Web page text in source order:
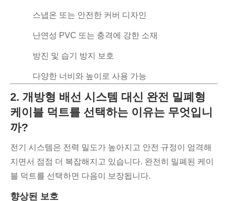
스냅온 또는 안전한 커버 디자인
난연성 PVC 또는 충격에 강한 소재
방진 및 습기 방지 보호
다양한 너비와 높이로 사용 가능
2. 개방형 배선 시스템 대신 완전 밀폐형
케이블 덕트를 선택하는 이유는 무엇입니
까?
전기 시스템은 전력 밀도가 높아지고 안전 규정이 엄격해
지면서 점점 더 복잡해지고 있습니다. 완전히 밀폐된 케이
블 덕트를 선택하면 다음이 보장됩니다.
향상된 보호